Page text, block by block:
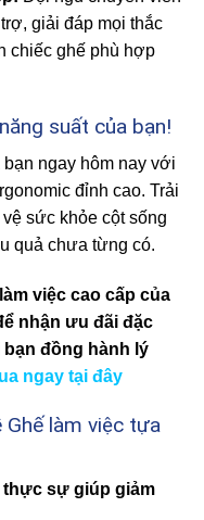
giải đáp mọi thắc
chiếc ghế phù hợp
suất của bạn!
ngay hôm nay với
đỉnh cao. Trải
sức khỏe cột sống
quả chưa từng có.
việc cao cấp của
nhận ưu đãi đặc
đồng hành lý
ngay tại đây
Ghế làm việc tựa
thực sự giúp giảm